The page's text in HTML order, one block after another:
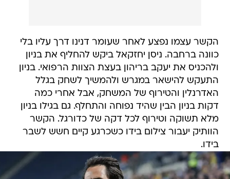
הקשר עצמו נפצע לאחר שעומר דנינו דרך עליו בלי
כוונה ברחבה. ניסן יחזקאל ביקש להחליף את בניון
ולהכניס את יעקב בריהון בעצת הצוות הרפואי. בניון
התעקש להישאר במגרש ולהמשיך לשחק בגלל
האדרנלין והטירוף של המשחק, אבל אחרי כמה
דקות בניון הבין שהיד נפוחה והתחלף. גם בגילו בניון
מלא תשוקה וטירוף לכל דקה של כדורגל. הקשר
הוותיק יעבור צילום בידו כשכרגע קיים חשש לשבר
בידו.